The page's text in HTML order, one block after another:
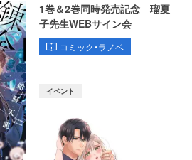
1巻＆2巻同時発売記念 瑠夏
子先生WEBサイン会
コミック・ラノベ
イベント